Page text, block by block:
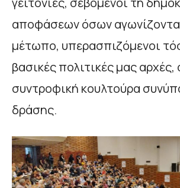
αποφάσεων όσων
μέτωπο, υπερασπιζόμενοι
βασικές πολιτικές μας αρχές,
συντροφική κουλτούρα
δράσης.